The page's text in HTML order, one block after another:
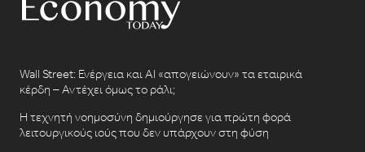
Wall Street: Ενέργεια και AI «απογειώνουν» τα εταιρικά
κέρδη – Αντέχει όμως το ράλι;
Η τεχνητή νοημοσύνη δημιούργησε για πρώτη φορά
λειτουργικούς ιούς που δεν υπάρχουν στη φύση